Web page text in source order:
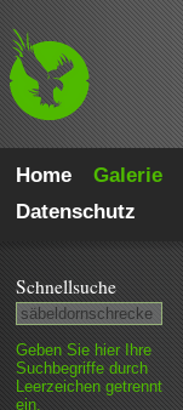
Home Galerie
Datenschutz
Schnell­suche
Geben Sie hier Ihre
Such­begriffe durch
Leer­zeichen getrennt
ein.